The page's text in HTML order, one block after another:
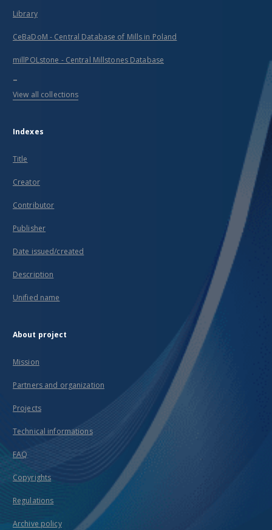
Library
CeBaDoM - Central Database of Mills in Poland
millPOLstone - Central Millstones Database
...
View all collections
Indexes
Title
Creator
Contributor
Publisher
Date issued/created
Description
Unified name
About project
Mission
Partners and organization
Projects
Technical informations
FAQ
Copyrights
Regulations
Archive policy